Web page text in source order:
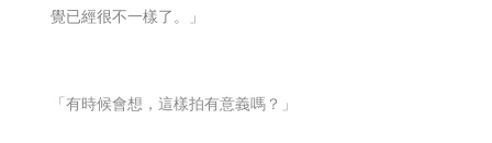
覺已經很不一樣了。」
「有時候會想，這樣拍有意義嗎？」